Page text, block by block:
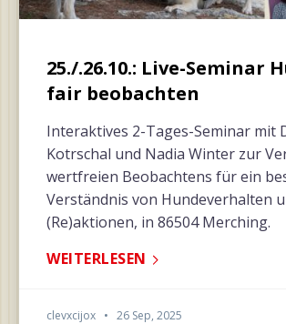
25./.26.10.: Live-Seminar
fair beobachten
Interaktives 2-Tages-Seminar mit
Kotrschal und Nadia Winter zur
wertfreien Beobachtens für ein
Verständnis von Hundeverhalten
(Re)aktionen, in 86504 Merching.
WEITERLESEN
clevxcijox • 26 Sep, 2025